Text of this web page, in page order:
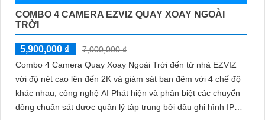
COMBO 4 CAMERA EZVIZ QUAY XOAY NGOÀI
TRỜI
5,900,000 ₫
7,000,000 ₫
Combo 4 Camera Quay Xoay Ngoài Trời đến từ nhà EZVIZ
với độ nét cao lên đến 2K và giám sát ban đêm với 4 chế độ
khác nhau, công nghệ AI Phát hiện và phân biệt các chuyển
động chuẩn sát được quản lý tập trung bởi đầu ghi hình IP